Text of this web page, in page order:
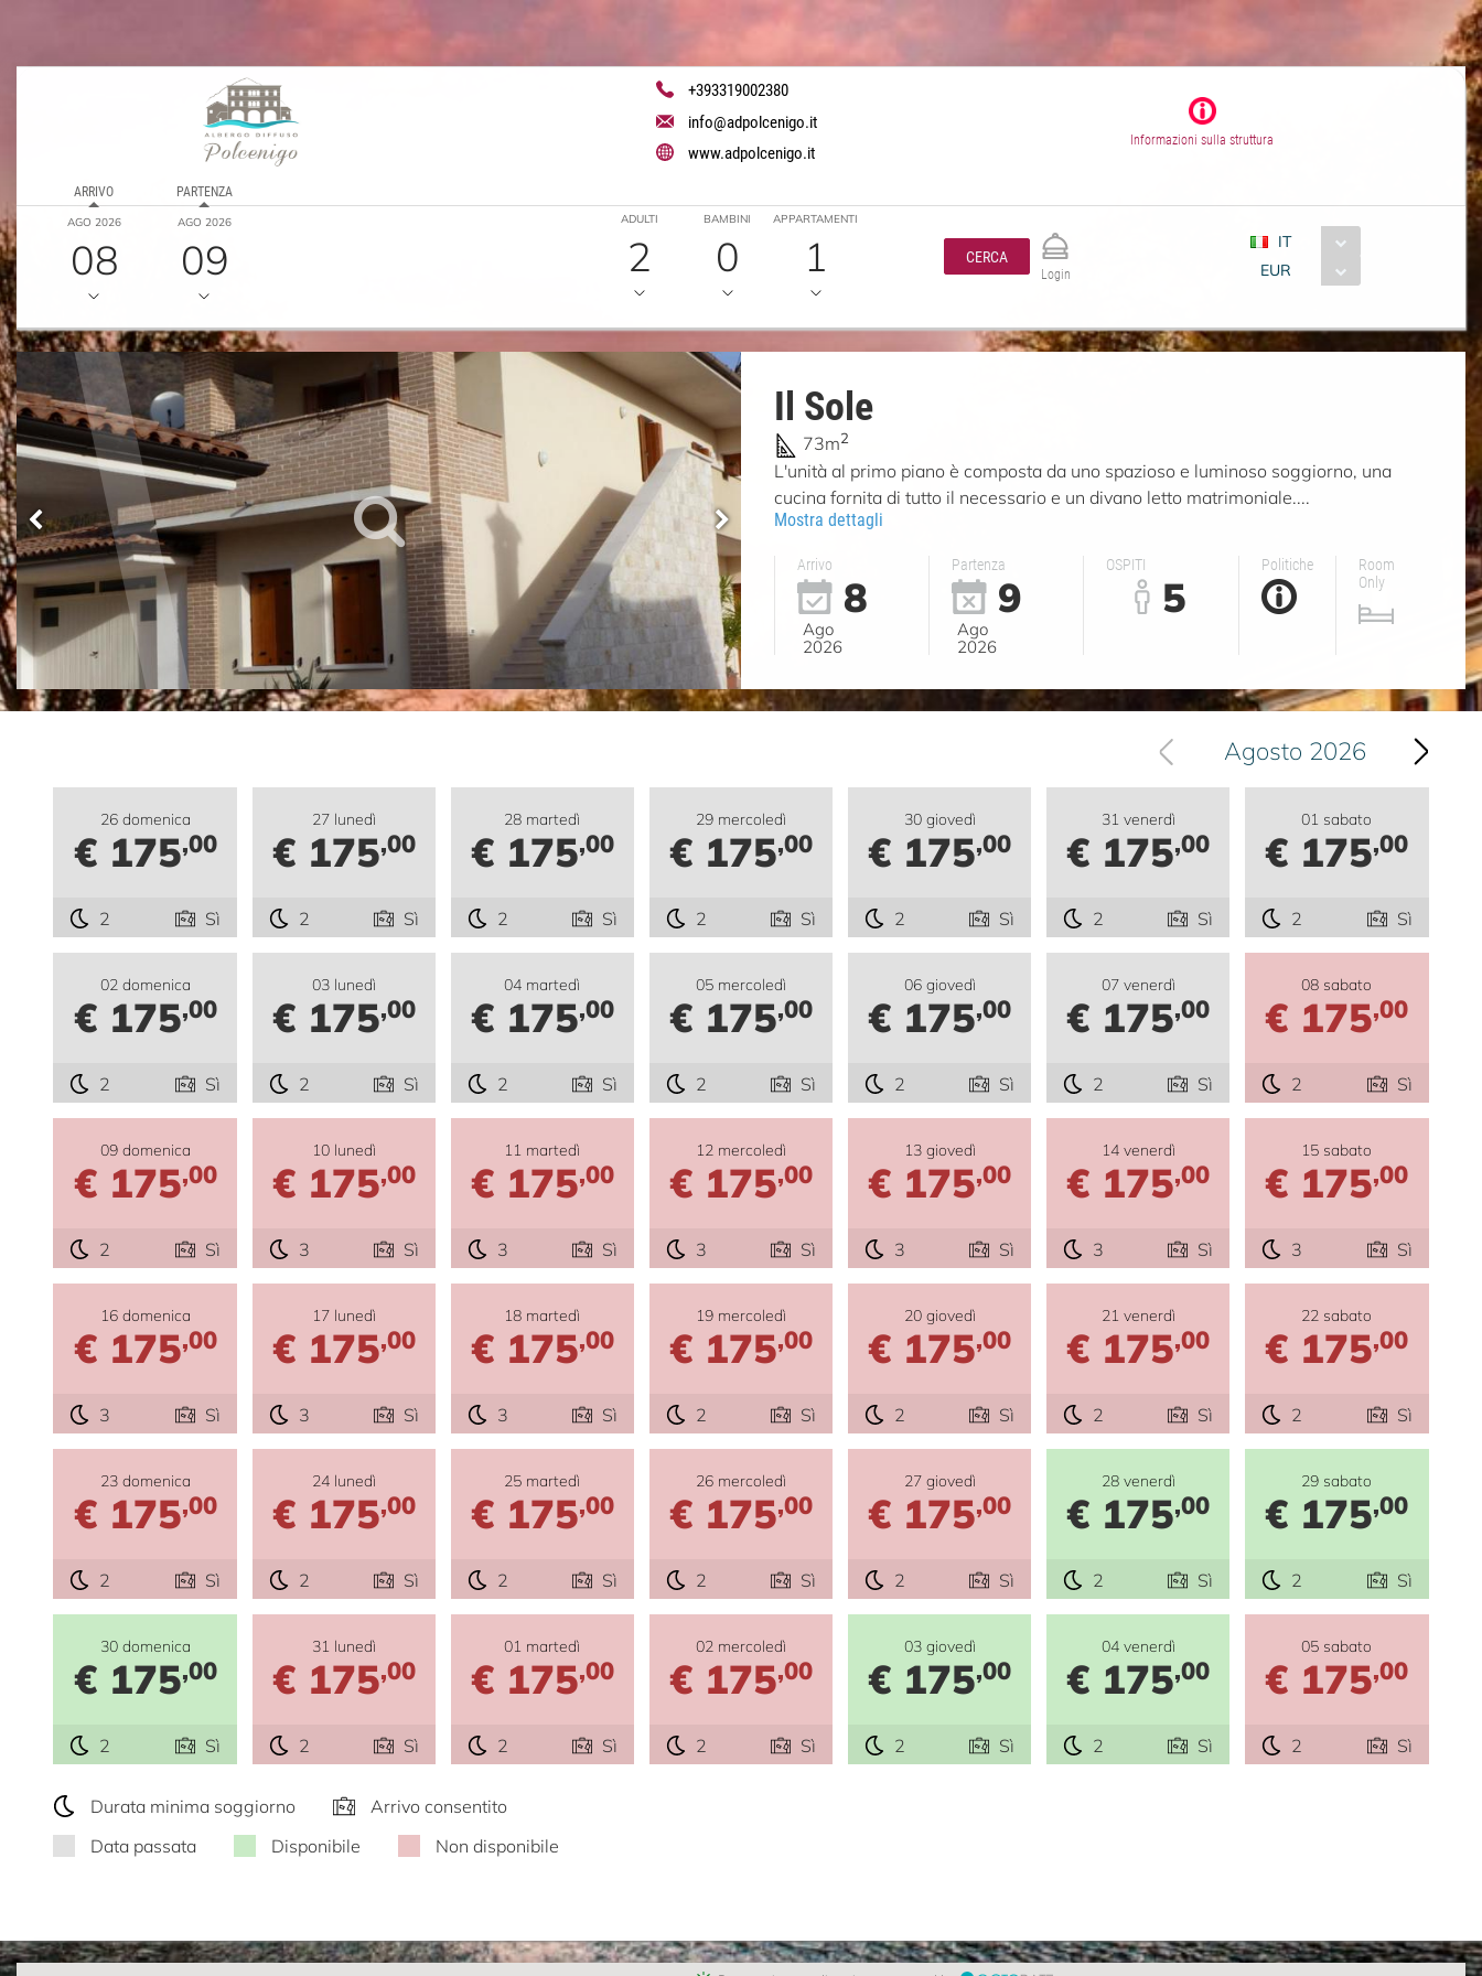
+393319002380
info@adpolcenigo.it
www.adpolcenigo.it
Informazioni sulla struttura
ARRIVO
AGO 2026
08
PARTENZA
AGO 2026
09
ADULTI
2
BAMBINI
0
APPARTAMENTI
1 CERCA
Login
IT
EUR
Il Sole
73m2
L'unità al primo piano è composta da uno spazioso e luminoso soggiorno, una
cucina fornita di tutto il necessario e un divano letto matrimoniale....
Mostra dettagli
Arrivo
8
Ago
2026
Partenza
9
Ago
2026
OSPITI
5
Politiche
Room
Only
Agosto 2026
26 domenica
€ 175,00
2 Sì
27 lunedì
€ 175,00
2 Sì
28 martedì
€ 175,00
2 Sì
29 mercoledì
€ 175,00
2 Sì
30 giovedì
€ 175,00
2 Sì
31 venerdì
€ 175,00
2 Sì
01 sabato
€ 175,00
2 Sì
02 domenica
€ 175,00
2 Sì
03 lunedì
€ 175,00
2 Sì
04 martedì
€ 175,00
2 Sì
05 mercoledì
€ 175,00
2 Sì
06 giovedì
€ 175,00
2 Sì
07 venerdì
€ 175,00
2 Sì
08 sabato
€ 175,00
2 Sì
09 domenica
€ 175,00
2 Sì
10 lunedì
€ 175,00
3 Sì
11 martedì
€ 175,00
3 Sì
12 mercoledì
€ 175,00
3 Sì
13 giovedì
€ 175,00
3 Sì
14 venerdì
€ 175,00
3 Sì
15 sabato
€ 175,00
3 Sì
16 domenica
€ 175,00
3 Sì
17 lunedì
€ 175,00
3 Sì
18 martedì
€ 175,00
3 Sì
19 mercoledì
€ 175,00
2 Sì
20 giovedì
€ 175,00
2 Sì
21 venerdì
€ 175,00
2 Sì
22 sabato
€ 175,00
2 Sì
23 domenica
€ 175,00
2 Sì
24 lunedì
€ 175,00
2 Sì
25 martedì
€ 175,00
2 Sì
26 mercoledì
€ 175,00
2 Sì
27 giovedì
€ 175,00
2 Sì
28 venerdì
€ 175,00
2 Sì
29 sabato
€ 175,00
2 Sì
30 domenica
€ 175,00
2 Sì
31 lunedì
€ 175,00
2 Sì
01 martedì
€ 175,00
2 Sì
02 mercoledì
€ 175,00
2 Sì
03 giovedì
€ 175,00
2 Sì
04 venerdì
€ 175,00
2 Sì
05 sabato
€ 175,00
2 Sì
Durata minima soggiorno
Arrivo consentito
Data passata
Disponibile Non disponibile